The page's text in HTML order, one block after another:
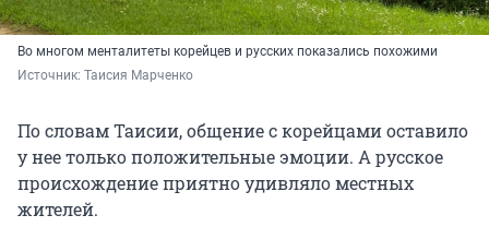
Во многом менталитеты корейцев и русских показались похожими
Источник: Таисия Марченко
По словам Таисии, общение с корейцами оставило
у нее только положительные эмоции. А русское
происхождение приятно удивляло местных
жителей.